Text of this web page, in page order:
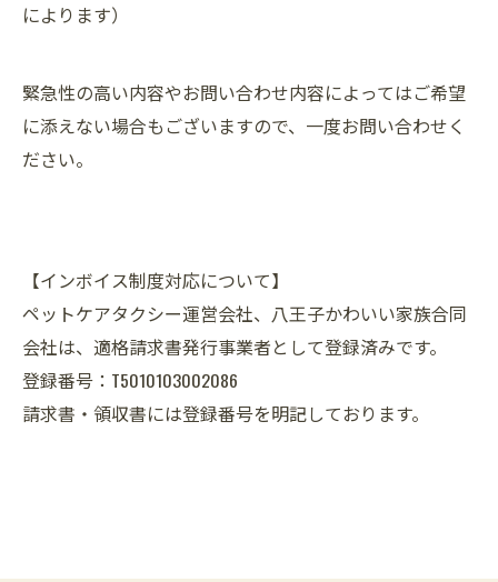
によります）
緊急性の高い内容やお問い合わせ内容によってはご希望
に添えない場合もございますので、一度お問い合わせく
ださい。
【インボイス制度対応について】
ペットケアタクシー運営会社、八王子かわいい家族合同
会社は、適格請求書発行事業者として登録済みです。
登録番号：T5010103002086
請求書・領収書には登録番号を明記しております。